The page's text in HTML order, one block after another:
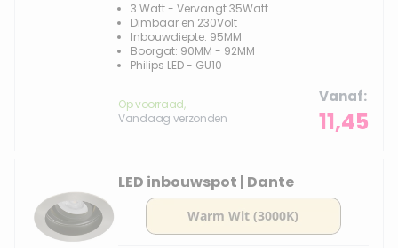
3 Watt - Vervangt 35Watt
Dimbaar en 230Volt
Inbouwdiepte: 95MM
Boorgat: 90MM - 92MM
Philips LED - GU10
Op voorraad,
Vandaag verzonden
Vanaf
11,45
LED inbouwspot | Dante